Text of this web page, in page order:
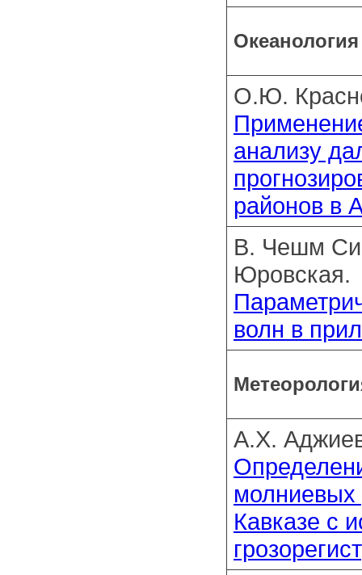
Океанология
О.Ю.
анализу
районов в
В. Чешм
Юровская.
волн в
А.Х.
молниевых
Кавказе с